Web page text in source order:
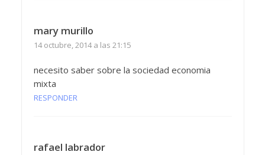
mary murillo
14 octubre, 2014 a las 21:15
necesito saber sobre la sociedad economia
mixta
RESPONDER
rafael labrador